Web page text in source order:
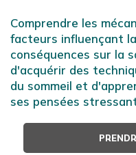
Comprendre les
facteurs influençant
conséquences sur la
d'acquérir des
du sommeil et
ses pensées